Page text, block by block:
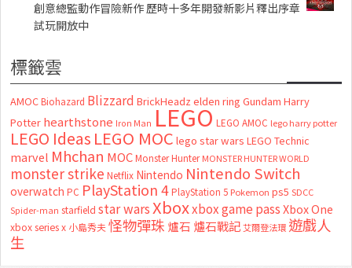
創意總監動作冒險新作 歷時十多年開發新影片釋出序章
試玩開放中
標籤雲
AMOC Biohazard Blizzard BrickHeadz elden ring Gundam Harry
Potter hearthstone Iron Man LEGO LEGO AMOC lego harry potter
LEGO Ideas LEGO MOC lego star wars LEGO Technic
marvel Mhchan MOC Monster Hunter MONSTER HUNTER WORLD
monster strike Netflix Nintendo Nintendo Switch
overwatch PC PlayStation 4 PlayStation 5 Pokemon ps5 SDCC
Spider-man starfield star wars Xboxxbox game passXbox One
xbox series x 小島秀夫怪物彈珠 爐石 爐石戰記艾爾登法環 遊戲人
生